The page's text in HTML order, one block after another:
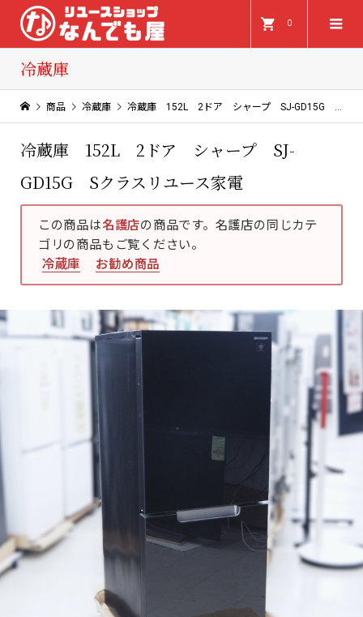
0
冷蔵庫
商品 冷蔵庫 冷蔵庫 152L 2ドア シャープ SJ-GD15G Sクラスリユース家電
冷蔵庫 152L 2ドア シャープ SJ-
GD15G Sクラスリユース家電
この商品は名護店の商品です。名護店の同じカテ
ゴリの商品もご覧ください。
冷蔵庫
お勧め商品